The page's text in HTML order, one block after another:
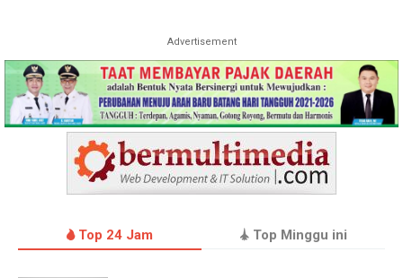
Advertisement
Top 24 Jam Top Minggu ini